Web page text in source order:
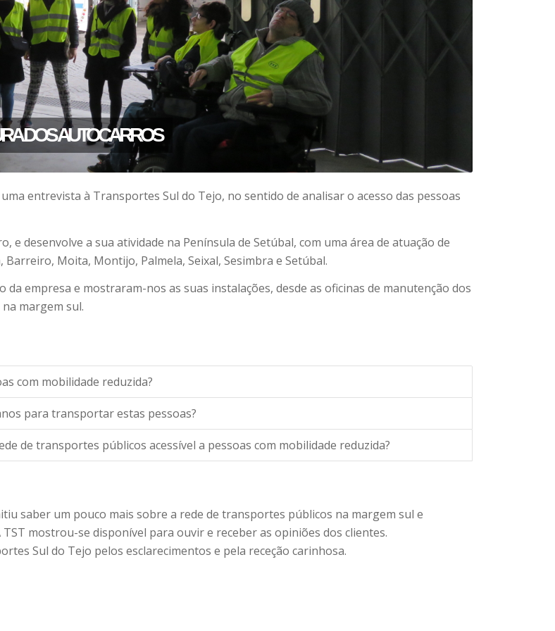
AUTOCARROS
entrevista à Transportes Sul do Tejo, no sentido de analisar o acesso das pessoas
e desenvolve a sua atividade na Península de Setúbal, com uma área de atuação de
Moita, Montijo, Palmela, Seixal, Sesimbra e Setúbal.
empresa e mostraram-nos as suas instalações, desde as oficinas de manutenção dos
margem sul.
com mobilidade reduzida?
para transportar estas pessoas?
de transportes públicos acessível a pessoas com mobilidade reduzida?
saber um pouco mais sobre a rede de transportes públicos na margem sul e
mostrou-se disponível para ouvir e receber as opiniões dos clientes.
Sul do Tejo pelos esclarecimentos e pela receção carinhosa.